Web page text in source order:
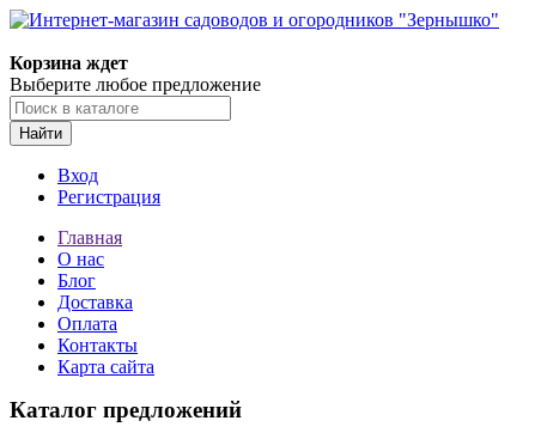
Корзина ждет
Выберите любое предложение
Найти
Вход
Регистрация
Главная
О нас
Блог
Доставка
Оплата
Контакты
Карта сайта
Каталог предложений